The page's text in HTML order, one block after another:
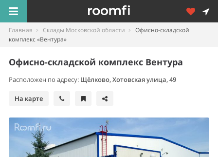
Главная Склады Московской области
Офисно-складской
комплекс «Вентура»
Офисно-складской комплекс Вентура
Расположен по адресу: Щёлково,Хотовская улица, 49
На карте